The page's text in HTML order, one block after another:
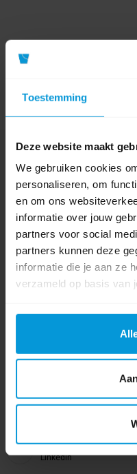
Toestemming
Deze website maakt
We gebruiken cookies
personaliseren, om
en om ons
informatie over jouw
partners voor social
partners kunnen deze
informatie die je aan ze
verzameld op basis van
Nog vragen?
Onze product
Telefoon
024 372 72 92
Avodesch B.V.
6604 LZ Wijchen
Volg ons op
Volg ons op
Volg ons op
Linkedin